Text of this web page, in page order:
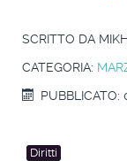
SCRITTO DA
CATEGORIA:
PUBBLICATO:
Diritti